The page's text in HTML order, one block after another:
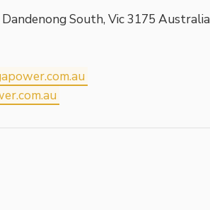
South, Vic 3175 Australia